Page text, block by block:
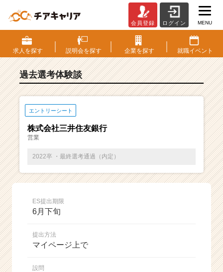
S・
選
考
験
ベ
チ
ー・
成
ス
会員登録 ログイン MENU
求人を探す 説明会を探す 企業を探す 就職イベント
過去選考体験談
エントリーシート
株式会社三井住友銀行
営業
2022卒 ・最終選考通過（内定）
ES提出期限
6月下旬
提出方法
マイページ上で
設問